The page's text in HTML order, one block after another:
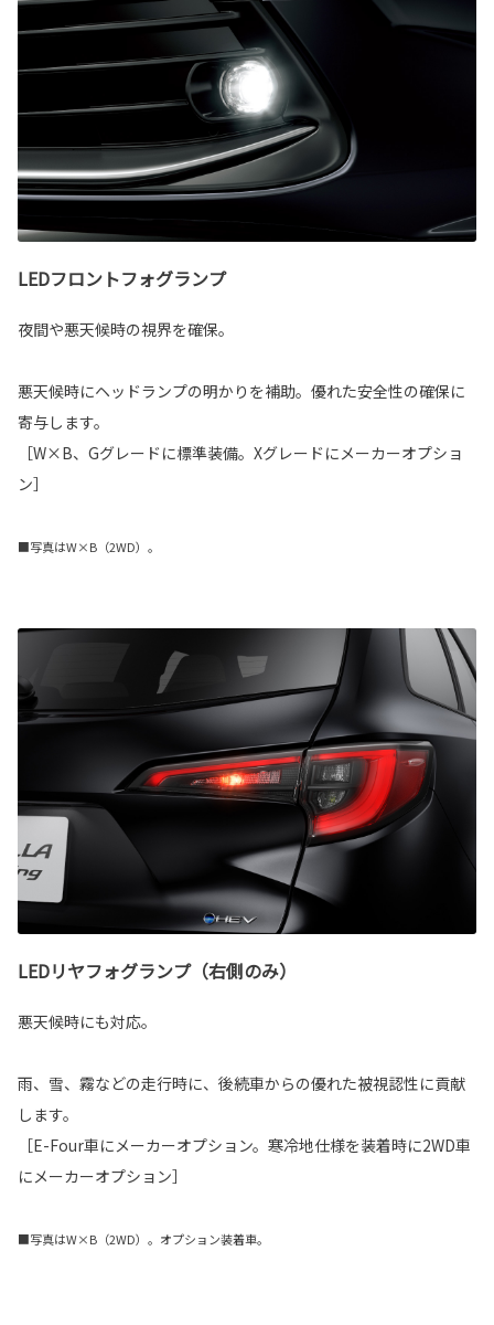
LEDフロントフォグランプ
夜間や悪天候時の視界を確保。
悪天候時にヘッドランプの明かりを補助。優れた安全性の確保に
寄与します。
［W×B、Gグレードに標準装備。Xグレードにメーカーオプショ
ン］
■写真はW×B（2WD）。
LEDリヤフォグランプ（右側のみ）
悪天候時にも対応。
雨、雪、霧などの走行時に、後続車からの優れた被視認性に貢献
します。
［E-Four車にメーカーオプション。寒冷地仕様を装着時に2WD車
にメーカーオプション］
■写真はW×B（2WD）。オプション装着車。